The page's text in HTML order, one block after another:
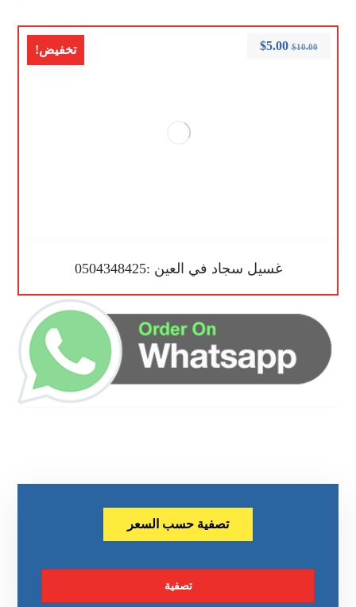
تخفيض!
غسيل سجاد في العين :0504348425
$10.00
$5.00
تصفية حسب السعر
تصفية